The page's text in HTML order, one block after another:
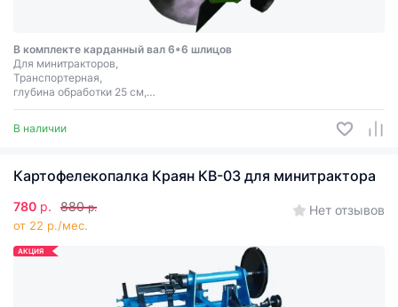
В комплекте карданный вал 6*6 шлицов
Для минитракторов,
Транспортерная,
глубина обработки 25 см,
Однорядная
В наличии
Картофелекопалка Краян КВ-03 для минитрактора
780 р. 880 р.
от 22 р./мес.
Нет отзывов
АКЦИЯ